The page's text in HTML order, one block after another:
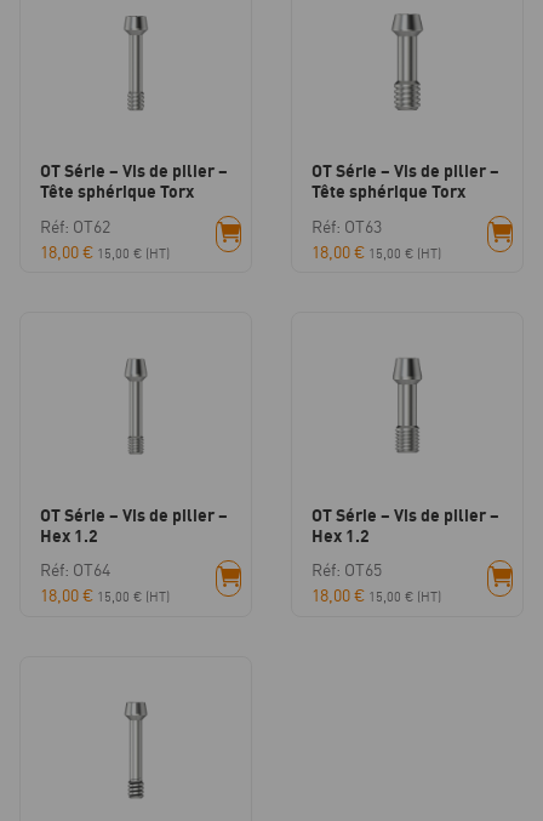
OT Série – Vis de pilier –
Tête sphérique Torx
Réf: OT62
18,00€ 15,00 € (HT)
OT Série – Vis de pilier –
Tête sphérique Torx
Réf: OT63
18,00€ 15,00 € (HT)
OT Série – Vis de pilier –
Hex 1.2
Réf: OT64
18,00€ 15,00 € (HT)
OT Série – Vis de pilier –
Hex 1.2
Réf: OT65
18,00€ 15,00 € (HT)